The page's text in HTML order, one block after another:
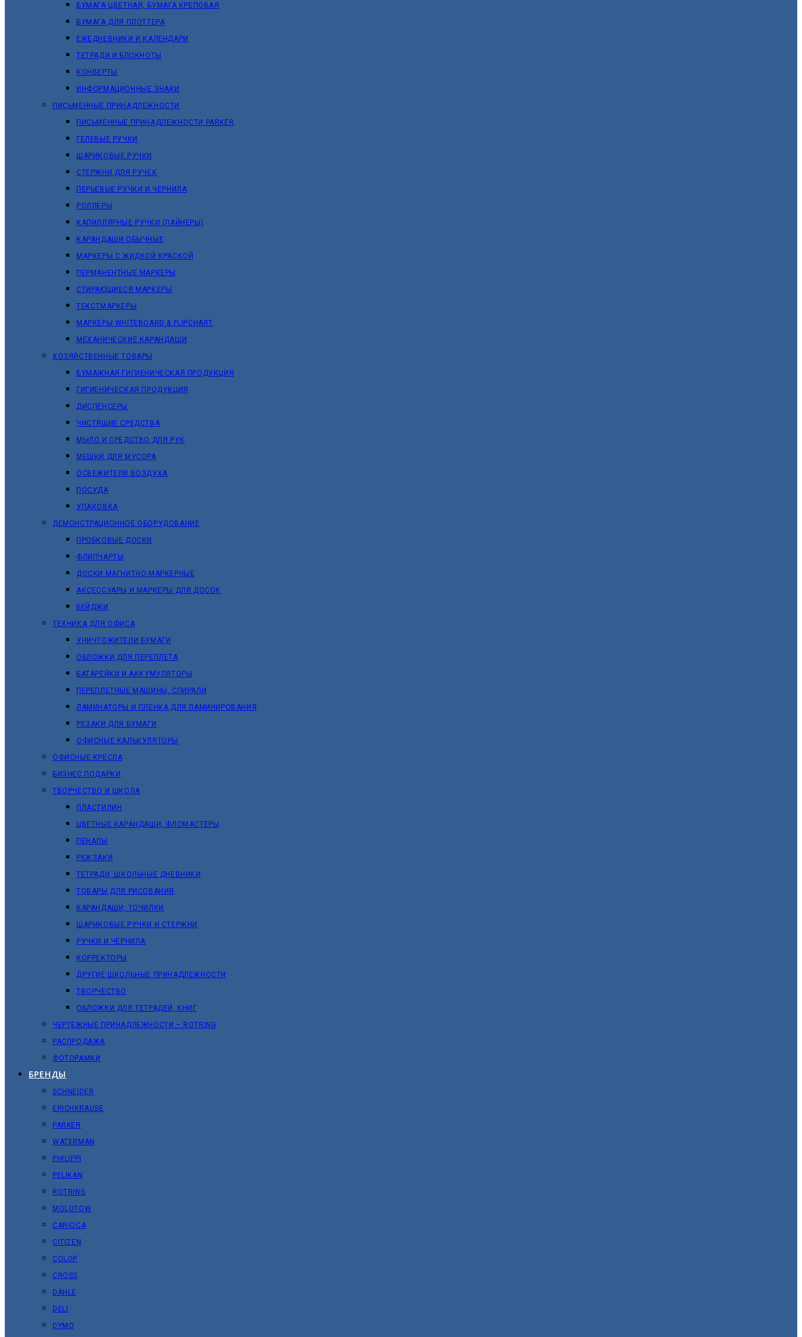
БУМАГА ЦВЕТНАЯ, БУМАГА КРЕПОВАЯ
БУМАГА ДЛЯ ПЛОТТЕРА
ЕЖЕДНЕВНИКИ И КАЛЕНДАРИ
ТЕТРАДИ И БЛОКНОТЫ
КОНВЕРТЫ
ИНФОРМАЦИОННЫЕ ЗНАКИ
ПИСЬМЕННЫЕ ПРИНАДЛЕЖНОСТИ
ПИСЬМЕННЫЕ ПРИНАДЛЕЖНОСТИ PARKER
ГЕЛЕВЫЕ РУЧКИ
ШАРИКОВЫЕ РУЧКИ
СТЕРЖНИ ДЛЯ РУЧЕК
ПЕРЬЕВЫЕ РУЧКИ И ЧЕРНИЛА
РОЛЛЕРЫ
КАПИЛЛЯРНЫЕ РУЧКИ (ЛАЙНЕРЫ)
КАРАНДАШИ ОБЫЧНЫЕ
МАРКЕРЫ C ЖИДКОЙ КРАСКОЙ
ПЕРМАНЕНТНЫЕ МАРКЕРЫ
СТИРАЮЩИЕСЯ МАРКЕРЫ
ТЕКСТМАРКЕРЫ
МАРКЕРЫ WHITEBOARD & FLIPCHART
МЕХАНИЧЕСКИЕ КАРАНДАШИ
ХОЗЯЙСТВЕННЫЕ ТОВАРЫ
БУМАЖНАЯ ГИГИЕНИЧЕСКАЯ ПРОДУКЦИЯ
ГИГИЕНИЧЕСКАЯ ПРОДУКЦИЯ
ДИСПЕНСЕРЫ
ЧИСТЯЩИЕ СРЕДСТВА
МЫЛО И СРЕДСТВО ДЛЯ РУК
МЕШКИ ДЛЯ МУСОРА
ОСВЕЖИТЕЛИ ВОЗДУХА
ПОСУДА
УПАКОВКА
ДЕМОНСТРАЦИОННОЕ ОБОРУДОВАНИЕ
ПРОБКОВЫЕ ДОСКИ
ФЛИПЧАРТЫ
ДОСКИ МАГНИТНО-МАРКЕРНЫЕ
АКСЕССУАРЫ И МАРКЕРЫ ДЛЯ ДОСОК
БЕЙДЖИ
ТЕХНИКА ДЛЯ ОФИСА
УНИЧТОЖИТЕЛИ БУМАГИ
ОБЛОЖКИ ДЛЯ ПЕРЕПЛЕТА
БАТАРЕЙКИ И АККУМУЛЯТОРЫ
ПЕРЕПЛЕТНЫЕ МАШИНЫ, СПИРАЛИ
ЛАМИНАТОРЫ И ПЛЕНКА ДЛЯ ЛАМИНИРОВАНИЯ
РЕЗАКИ ДЛЯ БУМАГИ
ОФИСНЫЕ КАЛЬКУЛЯТОРЫ
ОФИСНЫЕ КРЕСЛА
БИЗНЕС ПОДАРКИ
ТВОРЧЕСТВО И ШКОЛА
ПЛАСТИЛИН
ЦВЕТНЫЕ КАРАНДАШИ, ФЛОМАСТЕРЫ
ПЕНАЛЫ
РЮКЗАКИ
ТЕТРАДИ, ШКОЛЬНЫЕ ДНЕВНИКИ
ТОВАРЫ ДЛЯ РИСОВАНИЯ
КАРАНДАШИ, ТОЧИЛКИ
ШАРИКОВЫЕ РУЧКИ И СТЕРЖНИ
РУЧКИ И ЧЕРНИЛА
КОРРЕКТОРЫ
ДРУГИЕ ШКОЛЬНЫЕ ПРИНАДЛЕЖНОСТИ
ТВОРЧЕСТВО
ОБЛОЖКИ ДЛЯ ТЕТРАДЕЙ, КНИГ
ЧЕРТЕЖНЫЕ ПРИНАДЛЕЖНОСТИ – ROTRING
РАСПРОДАЖА
ФОТОРАМКИ
БРЕНДЫ
SCHNEIDER
ERICHKRAUSE
PARKER
WATERMAN
PHILIPPI
PELIKAN
ROTRING
MOLOTOW
CARIOCA
CITIZEN
COLOP
CROSS
DAHLE
DELI
DYMO